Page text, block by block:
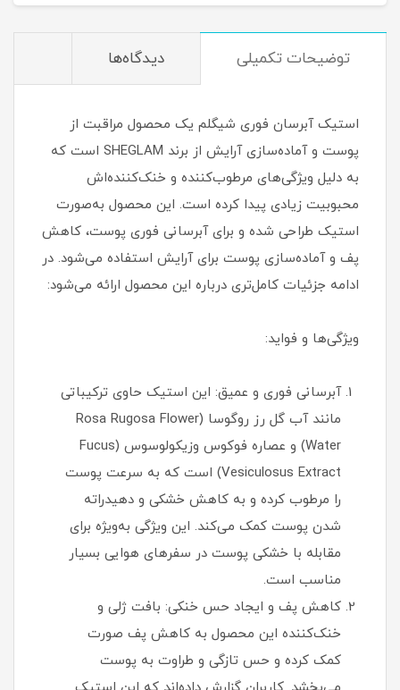
توضیحات تکمیلی دیدگاه‌ها
استیک آبرسان فوری شیگلم یک محصول مراقبت از
پوست و آماده‌سازی آرایش از برند SHEGLAM است که
به دلیل ویژگی‌های مرطوب‌کننده و خنک‌کننده‌اش
محبوبیت زیادی پیدا کرده است. این محصول به‌صورت
استیک طراحی شده و برای آبرسانی فوری پوست، کاهش
پف و آماده‌سازی پوست برای آرایش استفاده می‌شود. در
ادامه جزئیات کامل‌تری درباره این محصول ارائه می‌شود:
ویژگی‌ها و فواید:
آبرسانی فوری و عمیق: این استیک حاوی ترکیباتی
مانند آب گل رز روگوسا (Rosa Rugosa Flower
Water) و عصاره فوکوس وزیکولوسوس (Fucus
Vesiculosus Extract) است که به سرعت پوست
را مرطوب کرده و به کاهش خشکی و دهیدراته
شدن پوست کمک می‌کند. این ویژگی به‌ویژه برای
مقابله با خشکی پوست در سفرهای هوایی بسیار
مناسب است.
کاهش پف و ایجاد حس خنکی: بافت ژلی و
خنک‌کننده این محصول به کاهش پف صورت
کمک کرده و حس تازگی و طراوت به پوست